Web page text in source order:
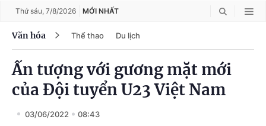
Thứ sáu, 7/8/2026 MỚI NHẤT
Văn hóa Thể thao Du lịch
Ấn tượng với gương mặt mới
của Đội tuyển U23 Việt Nam
03/06/2022 08:43